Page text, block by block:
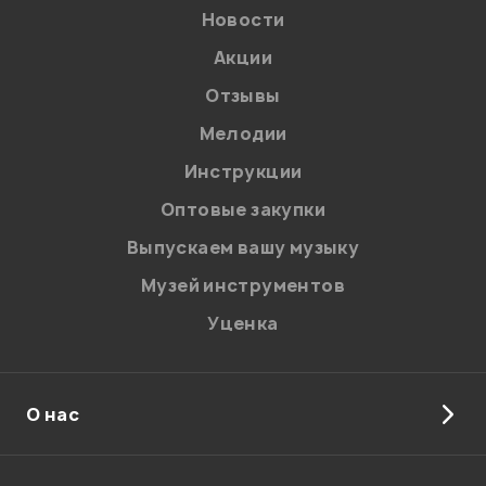
Новости
Акции
Отзывы
Мелодии
Инструкции
Оптовые закупки
Выпускаем вашу музыку
Музей инструментов
Уценка
О нас